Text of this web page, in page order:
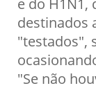
destinados
"testados",
"Se não